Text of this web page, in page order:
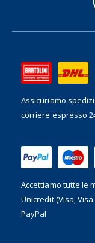
Assicuriamo
corriere espresso
Accettiamo tutte le
Unicredit (Visa,
PayPal